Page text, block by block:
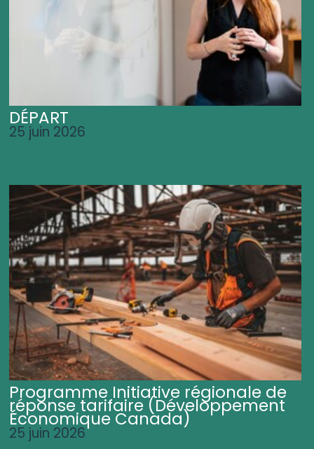
DÉPART
25 juin 2026
Programme Initiative régionale de
réponse tarifaire (Développement
Économique Canada)
25 juin 2026